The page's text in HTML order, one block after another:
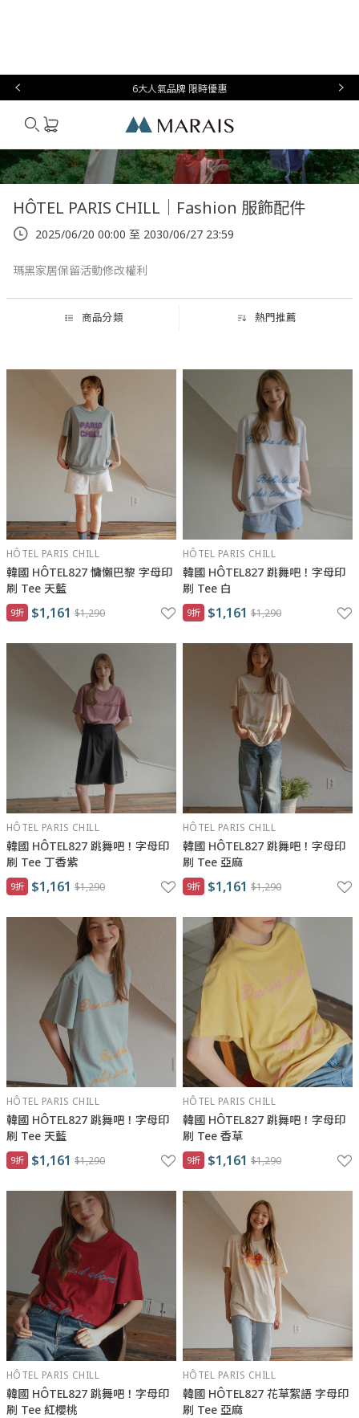
6大人氣品牌 限時優惠
Marais
HÔTEL PARIS CHILL｜Fashion 服飾配件
2025/06/20 00:00 至 2030/06/27 23:59
瑪黑家居保留活動修改權利
商品分類 熱門推薦
HÔTEL PARIS CHILL
韓國 HÔTEL827 慵懶巴黎 字母印
刷 Tee 天藍
9折 $1,161 $1,290
HÔTEL PARIS CHILL
韓國 HÔTEL827 跳舞吧！字母印
刷 Tee 白
9折 $1,161 $1,290
HÔTEL PARIS CHILL
韓國 HÔTEL827 跳舞吧！字母印
刷 Tee 丁香紫
9折 $1,161 $1,290
HÔTEL PARIS CHILL
韓國 HÔTEL827 跳舞吧！字母印
刷 Tee 亞麻
9折 $1,161 $1,290
HÔTEL PARIS CHILL
韓國 HÔTEL827 跳舞吧！字母印
刷 Tee 天藍
9折 $1,161 $1,290
HÔTEL PARIS CHILL
韓國 HÔTEL827 跳舞吧！字母印
刷 Tee 香草
9折 $1,161 $1,290
HÔTEL PARIS CHILL
韓國 HÔTEL827 跳舞吧！字母印
刷 Tee 紅櫻桃
HÔTEL PARIS CHILL
韓國 HÔTEL827 花草絮語 字母印
刷 Tee 亞麻